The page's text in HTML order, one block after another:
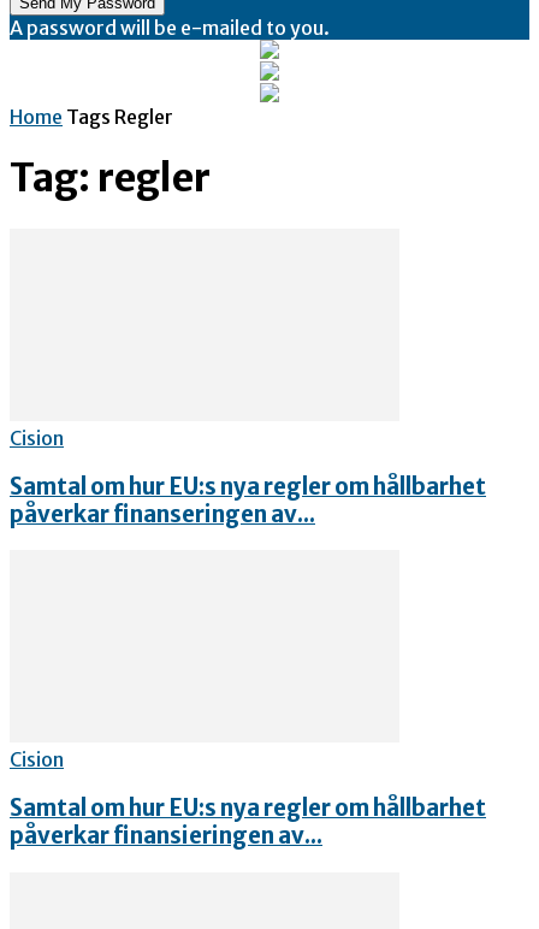
A password will be e-mailed to you.
Home Tags Regler
Tag: regler
Cision
Samtal om hur EU:s nya regler om hållbarhet
påverkar finanseringen av...
Cision
Samtal om hur EU:s nya regler om hållbarhet
påverkar finansieringen av...